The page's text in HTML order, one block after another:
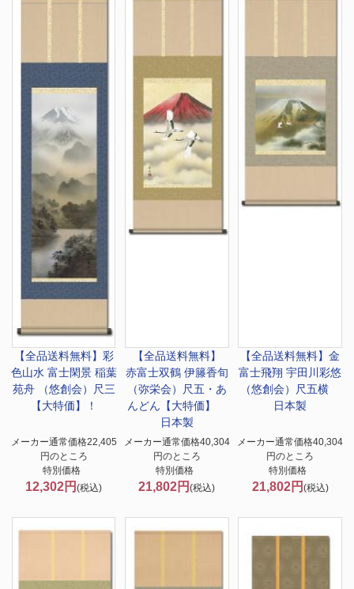
【全品送料無料】 彩
色山水 富士閑景 稲葉
苑舟 （悠創会）尺三
【大特価】！
メーカー通常価格22,405
円のところ
特別価格
12,302円(税込)
【全品送料無料】
赤富士双鶴 伊籐香旬
（弥栄会）尺五・あ
んどん【大特価】
日本製
メーカー通常価格40,304
円のところ
特別価格
21,802円(税込)
【全品送料無料】金
富士飛翔 宇田川彩悠
（悠創会）尺五横
日本製
メーカー通常価格40,304
円のところ
特別価格
21,802円 (税込)